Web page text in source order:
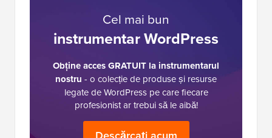
Cel mai bun
instrumentar WordPress
Obține acces GRATUIT la instrumentarul
nostru - o colecție de produse și resurse
legate de WordPress pe care fiecare
profesionist ar trebui să le aibă!